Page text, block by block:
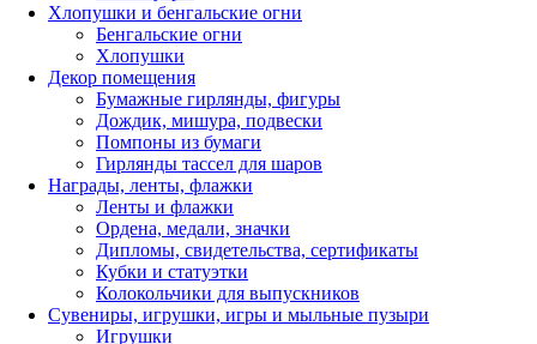
Хлопушки и бенгальские огни
Бенгальские огни
Хлопушки
Декор помещения
Бумажные гирлянды, фигуры
Дождик, мишура, подвески
Помпоны из бумаги
Гирлянды тассел для шаров
Награды, ленты, флажки
Ленты и флажки
Ордена, медали, значки
Дипломы, свидетельства, сертификаты
Кубки и статуэтки
Колокольчики для выпускников
Сувениры, игрушки, игры и мыльные пузыри
Игрушки